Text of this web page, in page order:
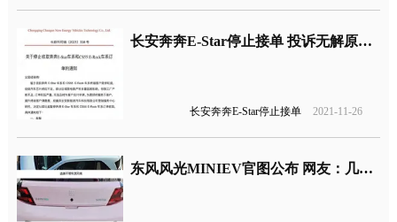
长安奔奔E-Star停止接单 投诉无解原因错综复杂
长安奔奔E-Star停止接单 2021-11-26
东风风光MINIEV官图公布 网友：几乎是宏光MINIEV双胞胎了